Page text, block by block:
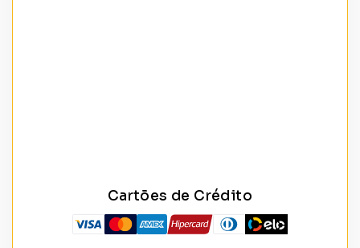
Cartões de Crédito